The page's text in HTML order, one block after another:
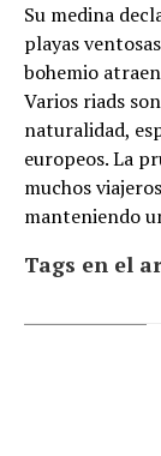
Su medina
playas
bohemio
Varios riads
naturalidad,
europeos. La
muchos
manteniendo
Tags en el